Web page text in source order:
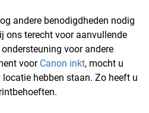
andere benodigdheden nodig
ons terecht voor aanvullende
voor andere
voor Canon inkt, mocht u
hebben staan. Zo heeft u